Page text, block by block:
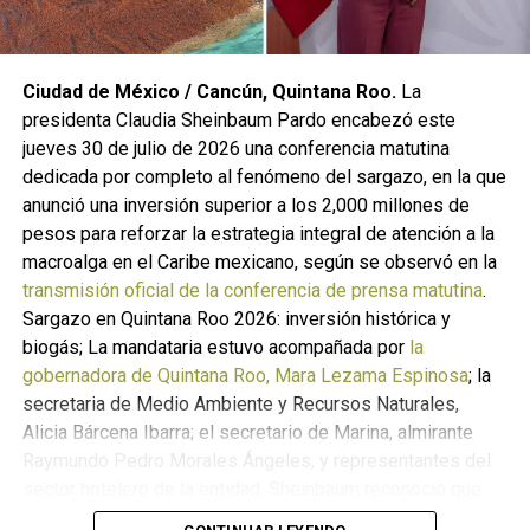
infraestructura adelantó que concluirá en breve la
ingeniería de un camino de 26 kilómetros con asfalto en
caliente entre los ejidos Río Playas y El Remolino. La
empresa añadió que ya entregó al municipio de Las
Choapas mil toneladas de concreto, una unidad de
desazolve tipo Vactor, una pipa de 10 mil litros y
combustible para labores locales.
Cronología del incidente en Las
Choapas, Veracruz
El origen de la contingencia se remonta al 5 de marzo de
2026, cuandoel pozo Krem-1 —parte de un programa
exploratorio de hidrocarburos dePemexen el sur de
Veracruz— alcanzaba alrededor de 3,336 metros de
Ciudad de México / Cancún, Quintana Roo. La
presidenta Claudia Sheinbaum Pardo encabezó este
jueves 30 de julio de 2026 una conferencia matutina
dedicada por completo al fenómeno del sargazo, en la que
anunció una inversión superior a los 2,000 millones de
pesos para reforzar la estrategia integral de atención a la
macroalga en el Caribe mexicano, según se observó en la
transmisión oficial de la conferencia de prensa matutina.
Sargazo en Quintana Roo 2026: inversión histórica y
biogás; La mandataria estuvo acompañada por la
gobernadora de Quintana Roo, Mara Lezama Espinosa; la
secretaria de Medio Ambiente y Recursos Naturales,
Alicia Bárcena Ibarra; el secretario de Marina, almirante
2026 ha sido “un año realmente difícil, atípico” en materia